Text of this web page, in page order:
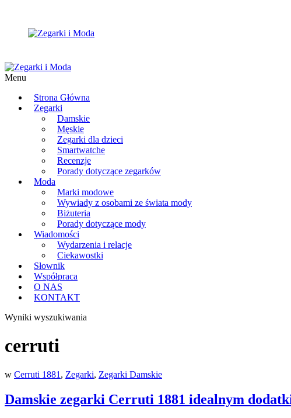
Menu
Strona Główna
Zegarki
Damskie
Męskie
Zegarki dla dzieci
Smartwatche
Recenzje
Porady dotyczące zegarków
Moda
Marki modowe
Wywiady z osobami ze świata mody
Biżuteria
Porady dotyczące mody
Wiadomości
Wydarzenia i relacje
Ciekawostki
Słownik
Współpraca
O NAS
KONTAKT
Wyniki wyszukiwania
cerruti
w Cerruti 1881 , Zegarki, Zegarki Damskie
Damskie zegarki Cerruti 1881 idealnym